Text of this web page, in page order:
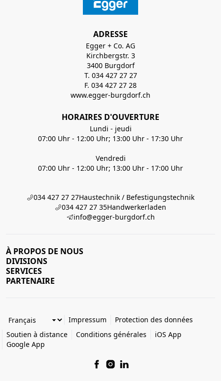
ADRESSE
Egger + Co. AG
Kirchbergstr. 3
3400 Burgdorf
T. 034 427 27 27
F. 034 427 27 28
www.egger-burgdorf.ch
HORAIRES D'OUVERTURE
Lundi - jeudi
07:00 Uhr - 12:00 Uhr; 13:00 Uhr - 17:30 Uhr
Vendredi
07:00 Uhr - 12:00 Uhr; 13:00 Uhr - 17:00 Uhr
034 427 27 27Haustechnik / Befestigungstechnik
034 427 27 35Handwerkerladen
info@egger-burgdorf.ch
À PROPOS DE NOUS
DIVISIONS
SERVICES
PARTENAIRE
Impressum
Protection des données
Soutien à distance
Conditions générales
iOS App
Google App